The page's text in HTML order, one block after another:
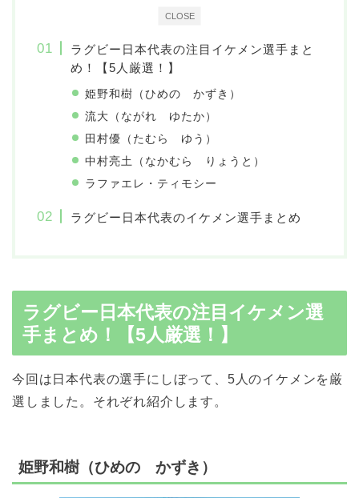
CLOSE
ラグビー日本代表の注目イケメン選手まと
め！【5人厳選！】
姫野和樹（ひめの かずき）
流大（ながれ ゆたか）
田村優（たむら ゆう）
中村亮土（なかむら りょうと）
ラファエレ・ティモシー
ラグビー日本代表のイケメン選手まとめ
ラグビー日本代表の注目イケメン選
手まとめ！【5人厳選！】
今回は日本代表の選手にしぼって、5人のイケメンを厳
選しました。それぞれ紹介します。
姫野和樹（ひめの かずき）